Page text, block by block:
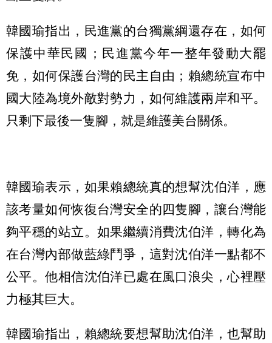
韓國瑜指出，民進黨的台獨黨綱還存在，如何
保護中華民國；民進黨今年一整年發動大罷
免，如何保護台灣的民主自由；賴總統宣布中
國大陸為境外敵對勢力，如何維護兩岸和平。
只剩下最後一隻腳，就是維護美台關係。
韓國瑜表示，如果賴總統真的想幫沈伯洋，應
該考量如何恢復台灣安全的四隻腳，讓台灣能
夠平穩的站立。如果繼續消費沈伯洋，轉化為
在台灣內部做藍綠鬥爭，這對沈伯洋一點都不
公平。他相信沈伯洋已處在風口浪尖，心裡壓
力極其巨大。
韓國瑜指出，賴總統要想幫助沈伯洋，也幫助